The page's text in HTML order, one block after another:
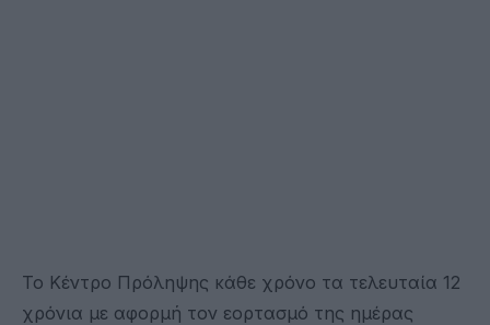
Το Κέντρο Πρόληψης κάθε χρόνο τα τελευταία 12
χρόνια με αφορμή τον εορτασμό της ημέρας